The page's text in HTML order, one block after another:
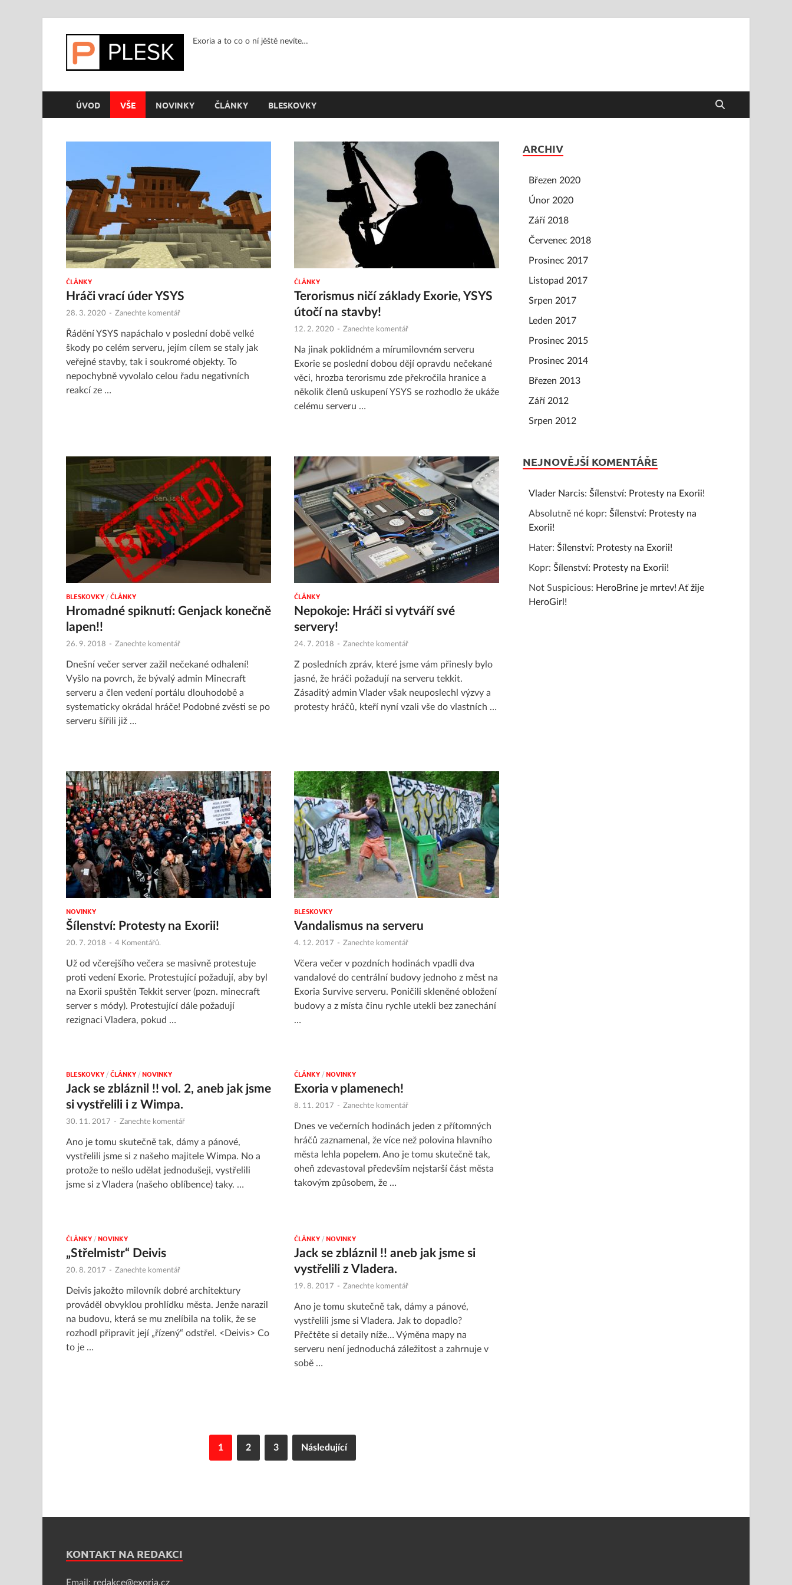
Exoria a to co o ní jěště nevíte…
ÚVOD VŠE NOVINKY ČLÁNKY BLESKOVKY
ČLÁNKY
Hráči vrací úder YSYS
28. 3. 2020 - Zanechte komentář
Řádění YSYS napáchalo v poslední době velké
škody po celém serveru, jejím cílem se staly jak
veřejné stavby, tak i soukromé objekty. To
nepochybně vyvolalo celou řadu negativních
reakcí ze …
ČLÁNKY
Terorismus ničí základy Exorie, YSYS
útočí na stavby!
12. 2. 2020 - Zanechte komentář
Na jinak poklidném a mírumilovném serveru
Exorie se poslední dobou dějí opravdu nečekané
věci, hrozba terorismu zde překročila hranice a
několik členů uskupení YSYS se rozhodlo že ukáže
celému serveru …
BLESKOVKY /ČLÁNKY
Hromadné spiknutí: Genjack konečně
lapen!!
26. 9. 2018 - Zanechte komentář
Dnešní večer server zažil nečekané odhalení!
Vyšlo na povrch, že bývalý admin Minecraft
serveru a člen vedení portálu dlouhodobě a
systematicky okrádal hráče! Podobné zvěsti se po
serveru šířili již …
ČLÁNKY
Nepokoje: Hráči si vytváří své
servery!
24. 7. 2018 - Zanechte komentář
Z posledních zpráv, které jsme vám přinesly bylo
jasné, že hráči požadují na serveru tekkit.
Zásaditý admin Vlader však neuposlechl výzvy a
protesty hráčů, kteří nyní vzali vše do vlastních …
NOVINKY
Šílenství: Protesty na Exorii!
20. 7. 2018 - 4 Komentářů.
Už od včerejšího večera se masivně protestuje
proti vedení Exorie. Protestující požadují, aby byl
na Exorii spuštěn Tekkit server (pozn. minecraft
server s módy). Protestující dále požadují
rezignaci Vladera, pokud …
BLESKOVKY
Vandalismus na serveru
4. 12. 2017 - Zanechte komentář
Včera večer v pozdních hodinách vpadli dva
vandalové do centrální budovy jednoho z měst na
Exoria Survive serveru. Poničili skleněné obložení
budovy a z místa činu rychle utekli bez zanechání
…
BLESKOVKY /ČLÁNKY /NOVINKY
Jack se zbláznil !! vol. 2, aneb jak jsme
si vystřelili i z Wimpa.
30. 11. 2017 - Zanechte komentář
Ano je tomu skutečně tak, dámy a pánové,
vystřelili jsme si z našeho majitele Wimpa. No a
protože to nešlo udělat jednodušeji, vystřelili
jsme si z Vladera (našeho oblíbence) taky. …
ČLÁNKY /NOVINKY
Exoria v plamenech!
8. 11. 2017 - Zanechte komentář
Dnes ve večerních hodinách jeden z přítomných
hráčů zaznamenal, že více než polovina hlavního
města lehla popelem. Ano je tomu skutečně tak,
oheň zdevastoval především nejstarší část města
takovým způsobem, že …
ČLÁNKY /NOVINKY
„Střelmistr“ Deivis
20. 8. 2017 - Zanechte komentář
Deivis jakožto milovník dobré architektury
prováděl obvyklou prohlídku města. Jenže narazil
na budovu, která se mu znelíbila na tolik, že se
rozhodl připravit její „řízený“ odstřel. <Deivis> Co
to je …
ČLÁNKY /NOVINKY
Jack se zbláznil !! aneb jak jsme si
vystřelili z Vladera.
19. 8. 2017 - Zanechte komentář
Ano je tomu skutečně tak, dámy a pánové,
vystřelili jsme si Vladera. Jak to dopadlo?
Přečtěte si detaily níže… Výměna mapy na
serveru není jednoduchá záležitost a zahrnuje v
sobě …
1 2 3 Následující
ARCHIV
Březen 2020
Únor 2020
Září 2018
Červenec 2018
Prosinec 2017
Listopad 2017
Srpen 2017
Leden 2017
Prosinec 2015
Prosinec 2014
Březen 2013
Září 2012
Srpen 2012
NEJNOVĚJŠÍ KOMENTÁŘE
Vlader Narcis:Šílenství: Protesty na Exorii!
Absolutně né kopr:Šílenství: Protesty na
Exorii!
Hater:Šílenství: Protesty na Exorii!
Kopr:Šílenství: Protesty na Exorii!
Not Suspicious: HeroBrine je mrtev! Ať žije
HeroGirl!
KONTAKT NA REDAKCI
Email: redakce@exoria.cz